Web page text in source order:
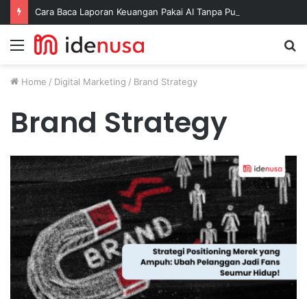
Cara Baca Laporan Keuangan Pakai AI Tanpa Pusing
Menu
Home / Digital Marketing / Brand Strategy
Brand Strategy